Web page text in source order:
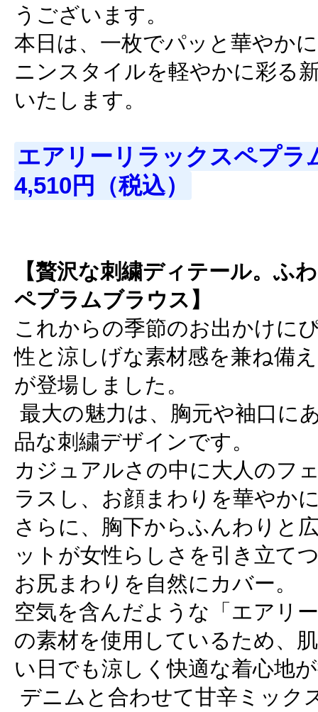
うございます。
本日は、一枚でパッと華やか
ニンスタイルを軽やかに彩る
いたします。
エアリーリラックスペプラ
4,510円（税込）
【贅沢な刺繍ディテール。ふ
ペプラムブラウス】
これからの季節のお出かけに
性と涼しげな素材感を兼ね備
が登場しました。
最大の魅力は、胸元や袖口に
品な刺繍デザインです。
カジュアルさの中に大人のフ
ラスし、お顔まわりを華やか
さらに、胸下からふんわりと
ットが女性らしさを引き立て
お尻まわりを自然にカバー。
空気を含んだような「エアリ
の素材を使用しているため、
い日でも涼しく快適な着心地
デニムと合わせて甘辛ミック